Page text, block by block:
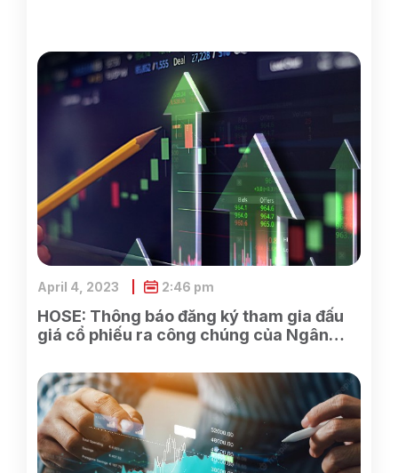
HOSE: Thông báo đăng ký tham gia đấu
giá cổ phiếu ra công chúng của Ngân
April 4, 2023 2:46 pm